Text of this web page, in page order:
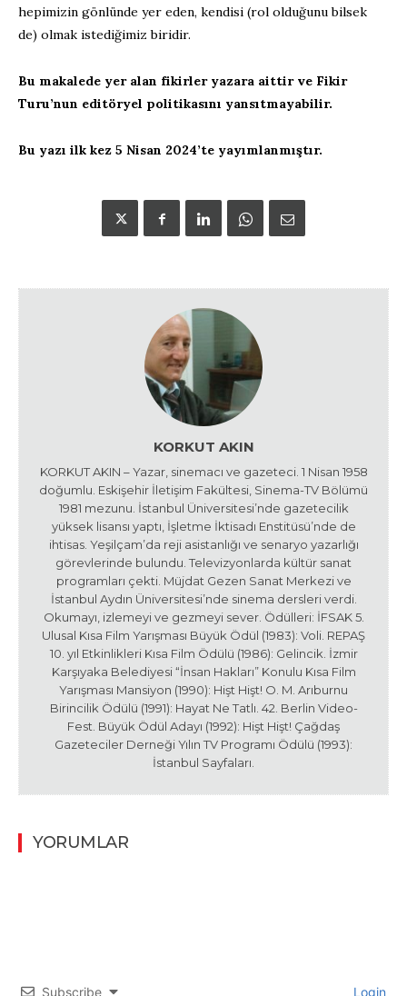
hepimizin gönlünde yer eden, kendisi (rol olduğunu bilsek
de) olmak istediğimiz biridir.
Bu makalede yer alan fikirler yazara aittir ve Fikir
Turu’nun editöryel politikasını yansıtmayabilir.
Bu yazı ilk kez 5 Nisan 2024’te yayımlanmıştır.
KORKUT AKIN
KORKUT AKIN – Yazar, sinemacı ve gazeteci. 1 Nisan 1958
doğumlu. Eskişehir İletişim Fakültesi, Sinema-TV Bölümü
1981 mezunu. İstanbul Üniversitesi’nde gazetecilik
yüksek lisansı yaptı, İşletme İktisadı Enstitüsü’nde de
ihtisas. Yeşilçam’da reji asistanlığı ve senaryo yazarlığı
görevlerinde bulundu. Televizyonlarda kültür sanat
programları çekti. Müjdat Gezen Sanat Merkezi ve
İstanbul Aydın Üniversitesi’nde sinema dersleri verdi.
Okumayı, izlemeyi ve gezmeyi sever. Ödülleri: İFSAK 5.
Ulusal Kısa Film Yarışması Büyük Ödül (1983): Voli. REPAŞ
10. yıl Etkinlikleri Kısa Film Ödülü (1986): Gelincik. İzmir
Karşıyaka Belediyesi “İnsan Hakları” Konulu Kısa Film
Yarışması Mansiyon (1990): Hişt Hişt! O. M. Arıburnu
Birincilik Ödülü (1991): Hayat Ne Tatlı. 42. Berlin Video-
Fest. Büyük Ödül Adayı (1992): Hişt Hişt! Çağdaş
Gazeteciler Derneği Yılın TV Programı Ödülü (1993):
İstanbul Sayfaları.
YORUMLAR
Subscribe Login